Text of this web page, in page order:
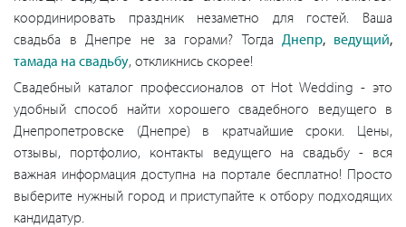
координировать праздник незаметно для гостей. Ваша
свадьба в Днепре не за горами? ТогдаДнепр, ведущий,
тамада на свадьбу, откликнись скорее!
Свадебный каталог профессионалов от Hot Wedding - это
удобный способ найти хорошего свадебного ведущего в
Днепропетровске (Днепре) в кратчайшие сроки. Цены,
отзывы, портфолио, контакты ведущего на свадьбу - вся
важная информация доступна на портале бесплатно! Просто
выберите нужный город и приступайте к отбору подходящих
кандидатур.